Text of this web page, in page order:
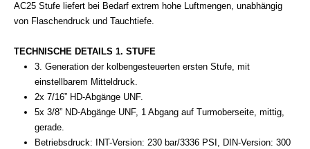
AC25 Stufe liefert bei Bedarf extrem hohe Luftmengen, unabhängig
von Flaschendruck und Tauchtiefe.
TECHNISCHE DETAILS 1. STUFE
3. Generation der kolbengesteuerten ersten Stufe, mit
einstellbarem Mitteldruck.
2x 7/16” HD-Abgänge UNF.
5x 3/8” ND-Abgänge UNF, 1 Abgang auf Turmoberseite, mittig,
gerade.
Betriebsdruck: INT-Version: 230 bar/3336 PSI, DIN-Version: 300